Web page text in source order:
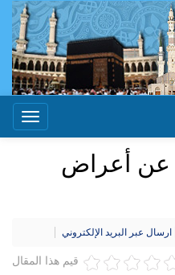
Toggle
عن أعراض
ارسال عبر البريد الإلكتروني
قيم هذا المقال